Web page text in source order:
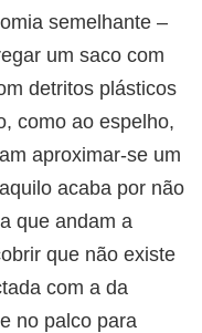
semelhante –
um saco com
detritos plásticos
como ao espelho,
aproximar-se um
acaba por não
que andam a
que não existe
com a da
no palco para